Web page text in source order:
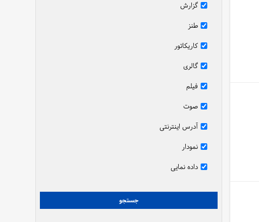
گزارش
طنز
کاریکاتور
گالری
فیلم
صوت
آدرس اینترنتی
نمودار
داده نمایی